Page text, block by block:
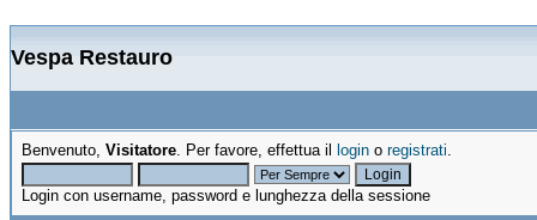
Vespa Restauro
Benvenuto, Visitatore. Per favore, effettua il login o registrati.
Login con username, password e lunghezza della sessione